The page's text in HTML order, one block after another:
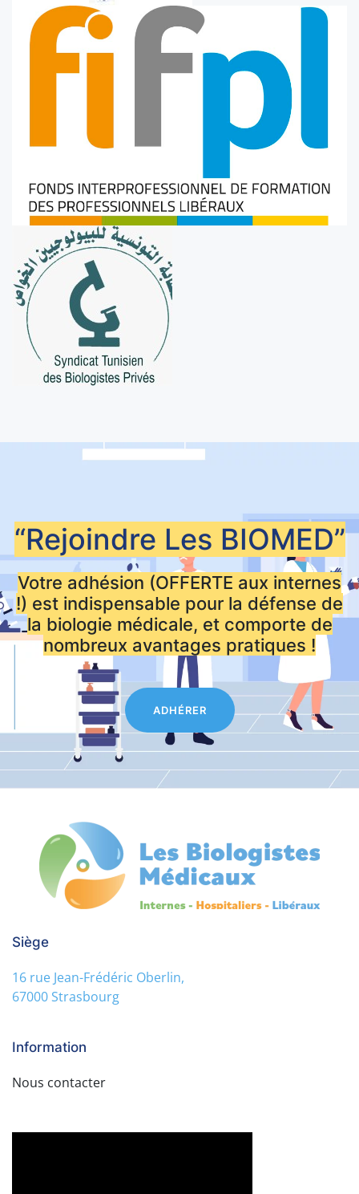
“Rejoindre Les BIOMED”
Votre adhésion (OFFERTE aux internes
!) est indispensable pour la défense de
la biologie médicale, et comporte de
nombreux avantages pratiques !
ADHÉRER
Siège
16 rue Jean-Frédéric Oberlin,
67000 Strasbourg
Information
Nous contacter